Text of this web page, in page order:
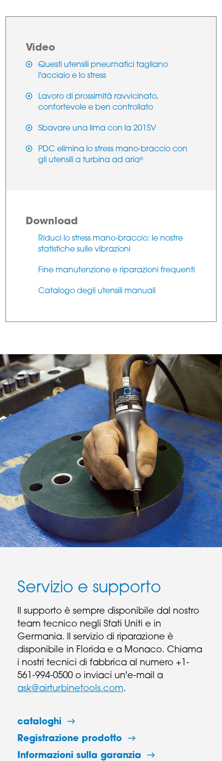
Video
Questi utensili pneumatici tagliano
l'acciaio e lo stress
Lavoro di prossimità ravvicinato,
confortevole e ben controllato
Sbavare una lima con la 201SV
PDC elimina lo stress mano-braccio con
gli utensili a turbina ad aria®
Download
Riduci lo stress mano-braccio: le nostre
statistiche sulle vibrazioni
Fine manutenzione e riparazioni frequenti
Catalogo degli utensili manuali
Servizio e supporto
Il supporto è sempre disponibile dal nostro
team tecnico negli Stati Uniti e in
Germania. Il servizio di riparazione è
disponibile in Florida e a Monaco. Chiama
i nostri tecnici di fabbrica al numero +1-
561-994-0500 o inviaci un'e-mail a
ask@airturbinetools.com.
cataloghi
Registrazione prodotto
Informazioni sulla garanzia